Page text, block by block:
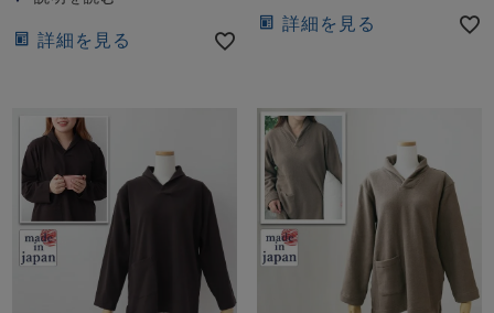
ボーイズ前開
ボーイズかぶ
ガールズ
上着
単品
ズボ
ボーイズ
単品
ボーイズ
ズボ
詳細を見る
詳細を見る